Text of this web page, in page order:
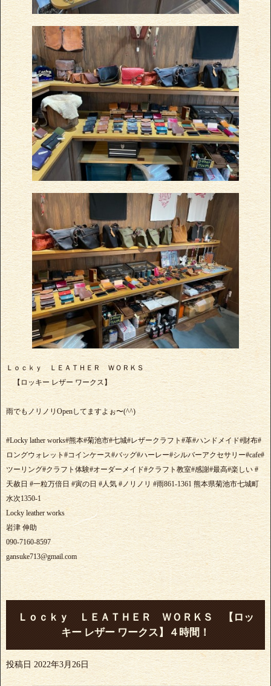
Ｌｏｃｋｙ ＬＥＡＴＨＥＲ ＷＯＲＫＳ
【ロッキー レザー ワークス】
雨でもノリノリOpenしてますよぉ〜(^^)
#Locky lather works#熊本#菊池市#七城#レザークラフト#革#ハンドメイド#財布#
ロングウォレット#コインケース#バッグ#ハーレー#シルバーアクセサリー#cafe#
ツーリング#クラフト体験#オーダーメイド#クラフト教室#感謝#最高#楽しい #
天赦日 #一粒万倍日 #寅の日 #人気 #ノリノリ #雨861-1361 熊本県菊池市七城町
水次1350-1
Locky leather works
岩津 伸助
090-7160-8597
gansuke713@gmail.com
Ｌｏｃｋｙ ＬＥＡＴＨＥＲ ＷＯＲＫＳ 【ロッ
キー レザー ワークス】４時間！
投稿日 2022年3月26日